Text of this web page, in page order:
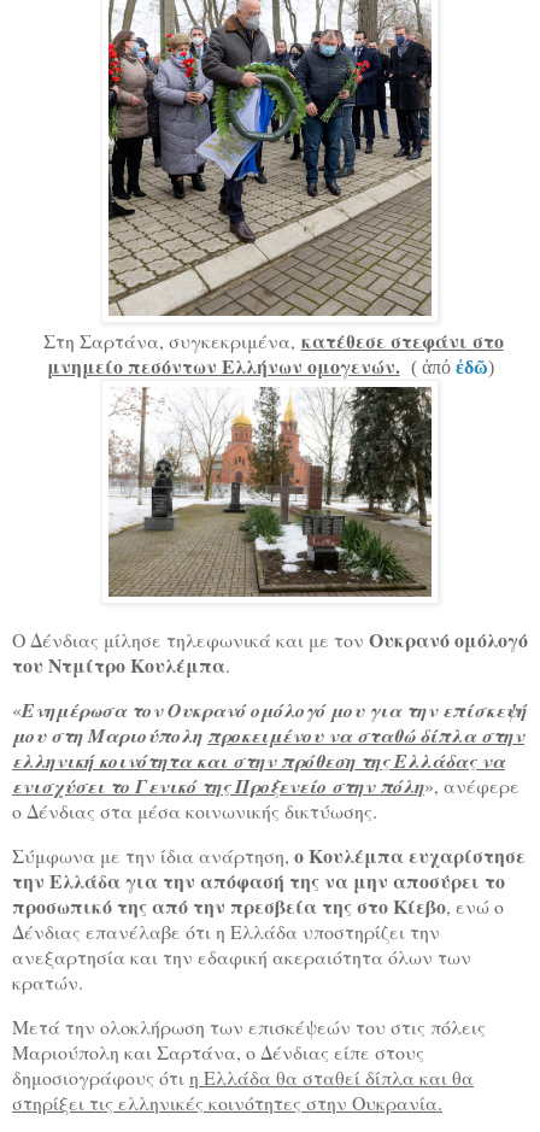
Στη Σαρτάνα, συγκεκριμένα, κατέθεσε στεφάνι στο
μνημείο πεσόντων Ελλήνων ομογενών. ( ἀπό ἐδῶ)
Ο Δένδιας μίλησε τηλεφωνικά και με τον Ουκρανό ομόλογό
του Ντμίτρο Κουλέμπα.
«Ενημέρωσα τον Ουκρανό ομόλογό μου για την επίσκεψή
μου στη Μαριούπολη προκειμένου να σταθώ δίπλα στην
ελληνική κοινότητα και στην πρόθεση της Ελλάδας να
ενισχύσει το Γενικό της Προξενείο στην πόλη», ανέφερε
ο Δένδιας στα μέσα κοινωνικής δικτύωσης.
Σύμφωνα με την ίδια ανάρτηση, ο Κουλέμπα ευχαρίστησε
την Ελλάδα για την απόφασή της να μην αποσύρει το
προσωπικό της από την πρεσβεία της στο Κίεβο, ενώ ο
Δένδιας επανέλαβε ότι η Ελλάδα υποστηρίζει την
ανεξαρτησία και την εδαφική ακεραιότητα όλων των
κρατών.
Μετά την ολοκλήρωση των επισκέψεών του στις πόλεις
Μαριούπολη και Σαρτάνα, ο Δένδιας είπε στους
δημοσιογράφους ότιη Ελλάδα θα σταθεί δίπλα και θα
στηρίξει τις ελληνικές κοινότητες στην Ουκρανία.